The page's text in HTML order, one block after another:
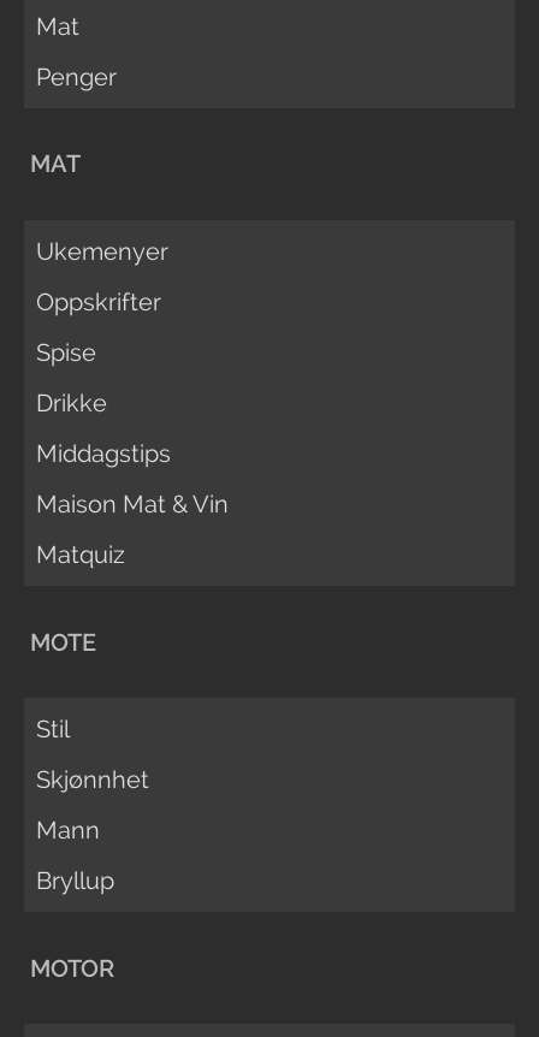
Mat
Penger
MAT
Ukemenyer
Oppskrifter
Spise
Drikke
Middagstips
Maison Mat & Vin
Matquiz
MOTE
Stil
Skjønnhet
Mann
Bryllup
MOTOR